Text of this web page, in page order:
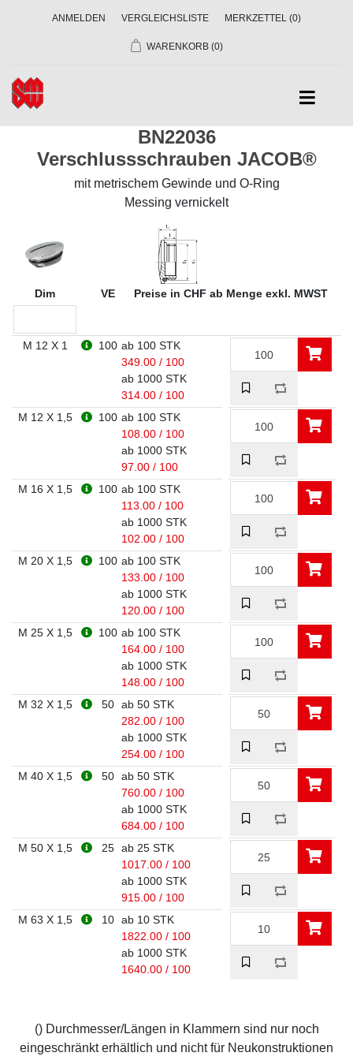
ANMELDEN VERGLEICHSLISTE MERKZETTEL (0)
WARENKORB (0)
BN22036
Verschlussschrauben JACOB®
mit metrischem Gewinde und O-Ring
Messing vernickelt
Dim VE Preise in CHF ab Menge exkl. MWST
M 12 X 1 100 ab 100 STK
349.00 / 100
ab 1000 STK
314.00 / 100
M 12 X 1,5
100 ab 100 STK
108.00 / 100
ab 1000 STK
97.00 / 100
M 16 X 1,5
100 ab 100 STK
113.00 / 100
ab 1000 STK
102.00 / 100
M 20 X 1,5
100 ab 100 STK
133.00 / 100
ab 1000 STK
120.00 / 100
M 25 X 1,5
100 ab 100 STK
164.00 / 100
ab 1000 STK
148.00 / 100
M 32 X 1,5
50 ab 50 STK
282.00 / 100
ab 1000 STK
254.00 / 100
M 40 X 1,5
50 ab 50 STK
760.00 / 100
ab 1000 STK
684.00 / 100
M 50 X 1,5
25 ab 25 STK
1017.00 / 100
ab 1000 STK
915.00 / 100
M 63 X 1,5
10 ab 10 STK
1822.00 / 100
ab 1000 STK
1640.00 / 100
() Durchmesser/Längen in Klammern sind nur noch
eingeschränkt erhältlich und nicht für Neukonstruktionen